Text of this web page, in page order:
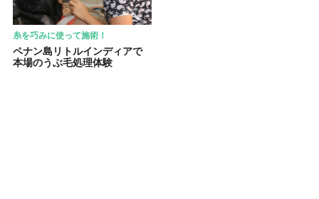
糸を巧みに使って施術！
ペナン島リトルインディアで
本場のうぶ毛処理体験